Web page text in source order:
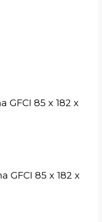
GFCI 85 x 182 x
GFCI 85 x 182 x